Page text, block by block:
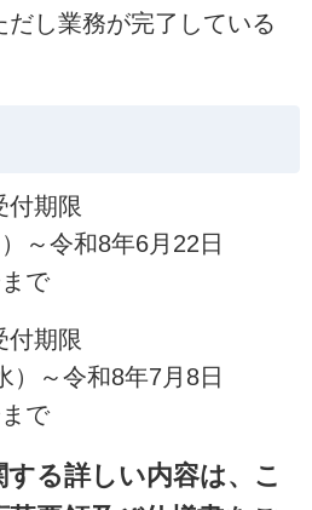
し業務が完了している
期限
～令和8年6月22日
で
期限
）～令和8年7月8日
で
る詳しい内容は、こ